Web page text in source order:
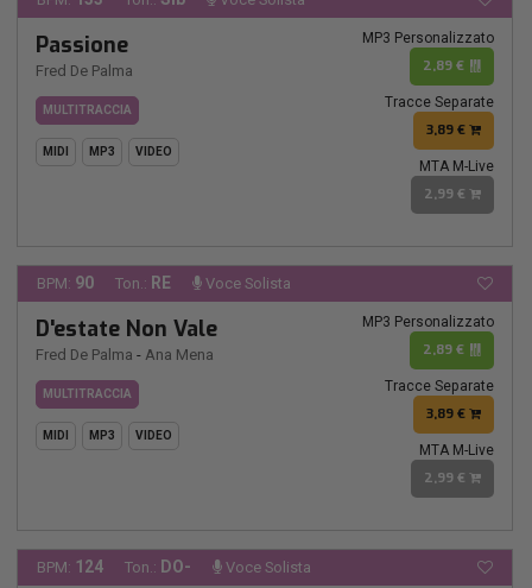
Passione
Fred De Palma
MULTITRACCIA
MIDI MP3 VIDEO
MP3 Personalizzato
2,89 €
Tracce Separate
3,89 €
MTA M-Live
2,99 €
BPM: 90 Ton.: RE Voce Solista
D'estate Non Vale
Fred De Palma - Ana Mena
MULTITRACCIA
MIDI MP3 VIDEO
MP3 Personalizzato
2,89 €
Tracce Separate
3,89 €
MTA M-Live
2,99 €
BPM: 124 Ton.: DO- Voce Solista